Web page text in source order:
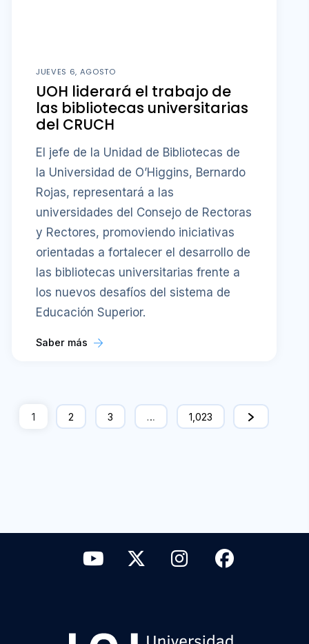
JUEVES 6, AGOSTO
UOH liderará el trabajo de
las bibliotecas universitarias
del CRUCH
El jefe de la Unidad de Bibliotecas de
la Universidad de O’Higgins, Bernardo
Rojas, representará a las
universidades del Consejo de Rectoras
y Rectores, promoviendo iniciativas
orientadas a fortalecer el desarrollo de
las bibliotecas universitarias frente a
los nuevos desafíos del sistema de
Educación Superior.
Saber más
1 2 3 … 1,023